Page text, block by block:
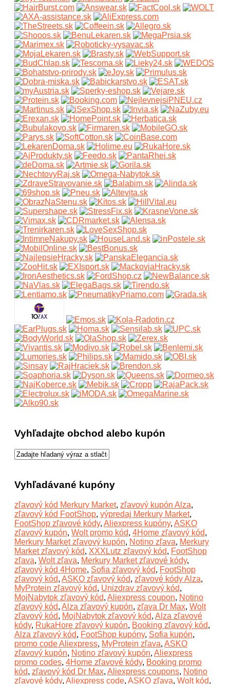
Vyhľadajte obchod alebo kupón
Vyhľadávané kupóny
zľavový kód Merkury Market, zľavový kupón Alza,
zľavový kód FootShop, výpredaj Merkury Market,
FootShop zľavové kódy, Aliexpress kupóny, ASKO
zľavový kupón, Wolt promo kód, 4Home zľavový kód,
Merkury Market zľavový kupón, Notino zľava, Merkury
Market zľavový kód, XXXLutz zľavový kód, FootShop
zľava, Wolt zľava, Merkury Market zľavové kódy,
zľavový kód 4Home, Sofia zľavový kód, FootShop
zľavový kód, ASKO zľavový kód, zľavové kódy Alza,
MyProtein zľavový kód, Unizdrav zľavový kód,
MojNabytok zľavový kód, Aliexpress coupon, Notino
zľavový kód, Alza zľavový kupón, zľava Dr Max, Wolt
zľavový kód, MojNabytok zľavový kód, Alza zľavové
kódy, RukaHore zľavový kupón, Booking zľavový kód,
Alza zľavový kód, FootShop kupóny, Sofia kupón,
promo code Aliexpress, MyProtein zľava, ASKO
zľavový kupón, Notino zľavový kupón, Aliexpress
promo codes, 4Home zľavové kódy, Booking promo
kód, zľavový kód Dr Max, Aliexpress coupons, Notino
zľavové kódy, Aliexpress code, ASKO zľava, Wolt kód,